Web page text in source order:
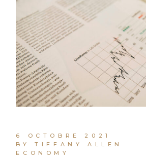
6 OCTOBRE 2021
BY TIFFANY ALLEN
ECONOMY